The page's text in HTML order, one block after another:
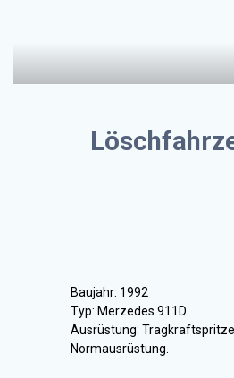
Baujahr: 1992
Typ: Merzedes 911D
Ausrüstung:
Normausrüstung.